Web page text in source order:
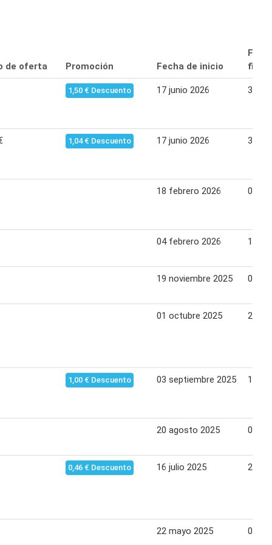
de oferta Promoción Fecha de inicio
1,50 € Descuento 17 junio 2026 30
1,04 € Descuento 17 junio 2026 30
18 febrero 2026 03
04 febrero 2026 17
19 noviembre 2025 02
01 octubre 2025 21
1,00 € Descuento 03 septiembre 2025 16
20 agosto 2025 02
0,46 € Descuento 16 julio 2025 29
22 mayo 2025 03